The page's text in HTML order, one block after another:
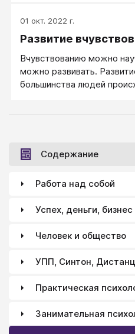
Принятие людей, их
ценностей: кто со мной,
стороны. Главное - тех, с
много!
01 окт. 2022 г.
Развитие
Вчувствованию можно
можно развивать.
большинства людей
Содержание
Работа над собой
Успех, деньги, бизнес
Человек и общество
УПП, Синтон,
Практическая
Занимательная